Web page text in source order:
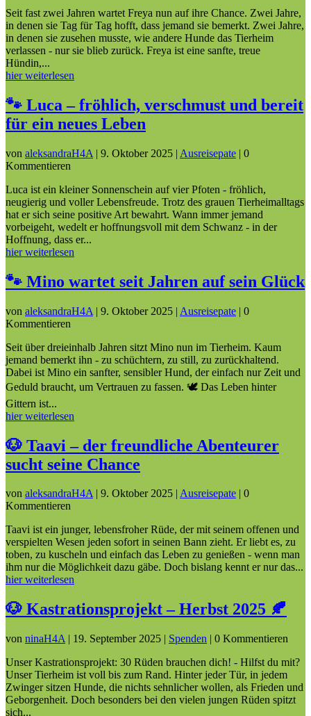
Seit fast zwei Jahren wartet Freya nun auf ihre Chance. Zwei Jahre,
in denen sie Tag für Tag hofft, dass jemand sie bemerkt. Zwei Jahre,
in denen sie zusehen musste, wie andere Hunde das Tierheim
verlassen - nur sie blieb zurück. Freya ist eine sanfte, treue
Hündin,...
hier weiterlesen
🐾 Luca – fröhlich, verschmust und bereit
für ein neues Leben
von aleksandraH4A | 9. Oktober 2025 | Ausreisepate | 0
Kommentieren
Luca ist ein kleiner Sonnenschein auf vier Pfoten - fröhlich,
neugierig und voller Lebensfreude. Trotz des grauen Tierheimalltags
hat er sich seine positive Art bewahrt. Wann immer jemand
vorbeigeht, wedelt er hoffnungsvoll mit dem Schwanz - in der
Hoffnung, dass er...
hier weiterlesen
🐾 Mino wartet seit Jahren auf sein Glück
von aleksandraH4A | 9. Oktober 2025 | Ausreisepate | 0
Kommentieren
Seit über dreieinhalb Jahren sitzt Mino nun im Tierheim. Kaum
jemand bemerkt ihn - zu schüchtern, zu still, zu zurückhaltend.
Dabei ist Mino ein sanfter, sensibler Hund, der einfach nur Zeit und
Geduld braucht, um Vertrauen zu fassen. 🕊️ Das Leben hinter
Gittern ist...
hier weiterlesen
🐶 Taavi – der freundliche Abenteurer
sucht seine Chance
von aleksandraH4A| 9. Oktober 2025 | Ausreisepate | 0
Kommentieren
Taavi ist ein junger, lebensfroher Rüde, der mit seinem offenen und
verspielten Wesen jeden sofort in seinen Bann zieht. Er liebt es, zu
toben, zu kuscheln und einfach das Leben zu genießen - wenn man
ihm nur die Möglichkeit dazu gäbe. Doch bislang kennt er nur das...
hier weiterlesen
🐶 Kastrationsprojekt – Herbst 2025 🍂
von ninaH4A | 19. September 2025 | Spenden | 0 Kommentieren
Unser Kastrationsprojekt: 30 Rüden brauchen dich! - Hilfst du mit?
Unser Tierheim ist voll bis zum Rand. Hinter jeder Tür, in jedem
Zwinger sitzen Hunde, die nichts sehnlicher wollen, als Frieden und
Geborgenheit. Doch besonders bei den vielen jungen Rüden spitzt
sich...